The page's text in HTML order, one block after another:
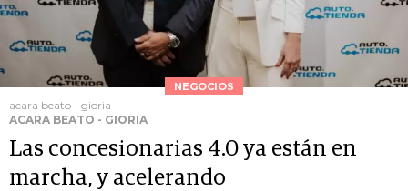
NEGOCIOS
acara beato - gioria
ACARA BEATO - GIORIA
Las concesionarias 4.0 ya están en
marcha, y acelerando